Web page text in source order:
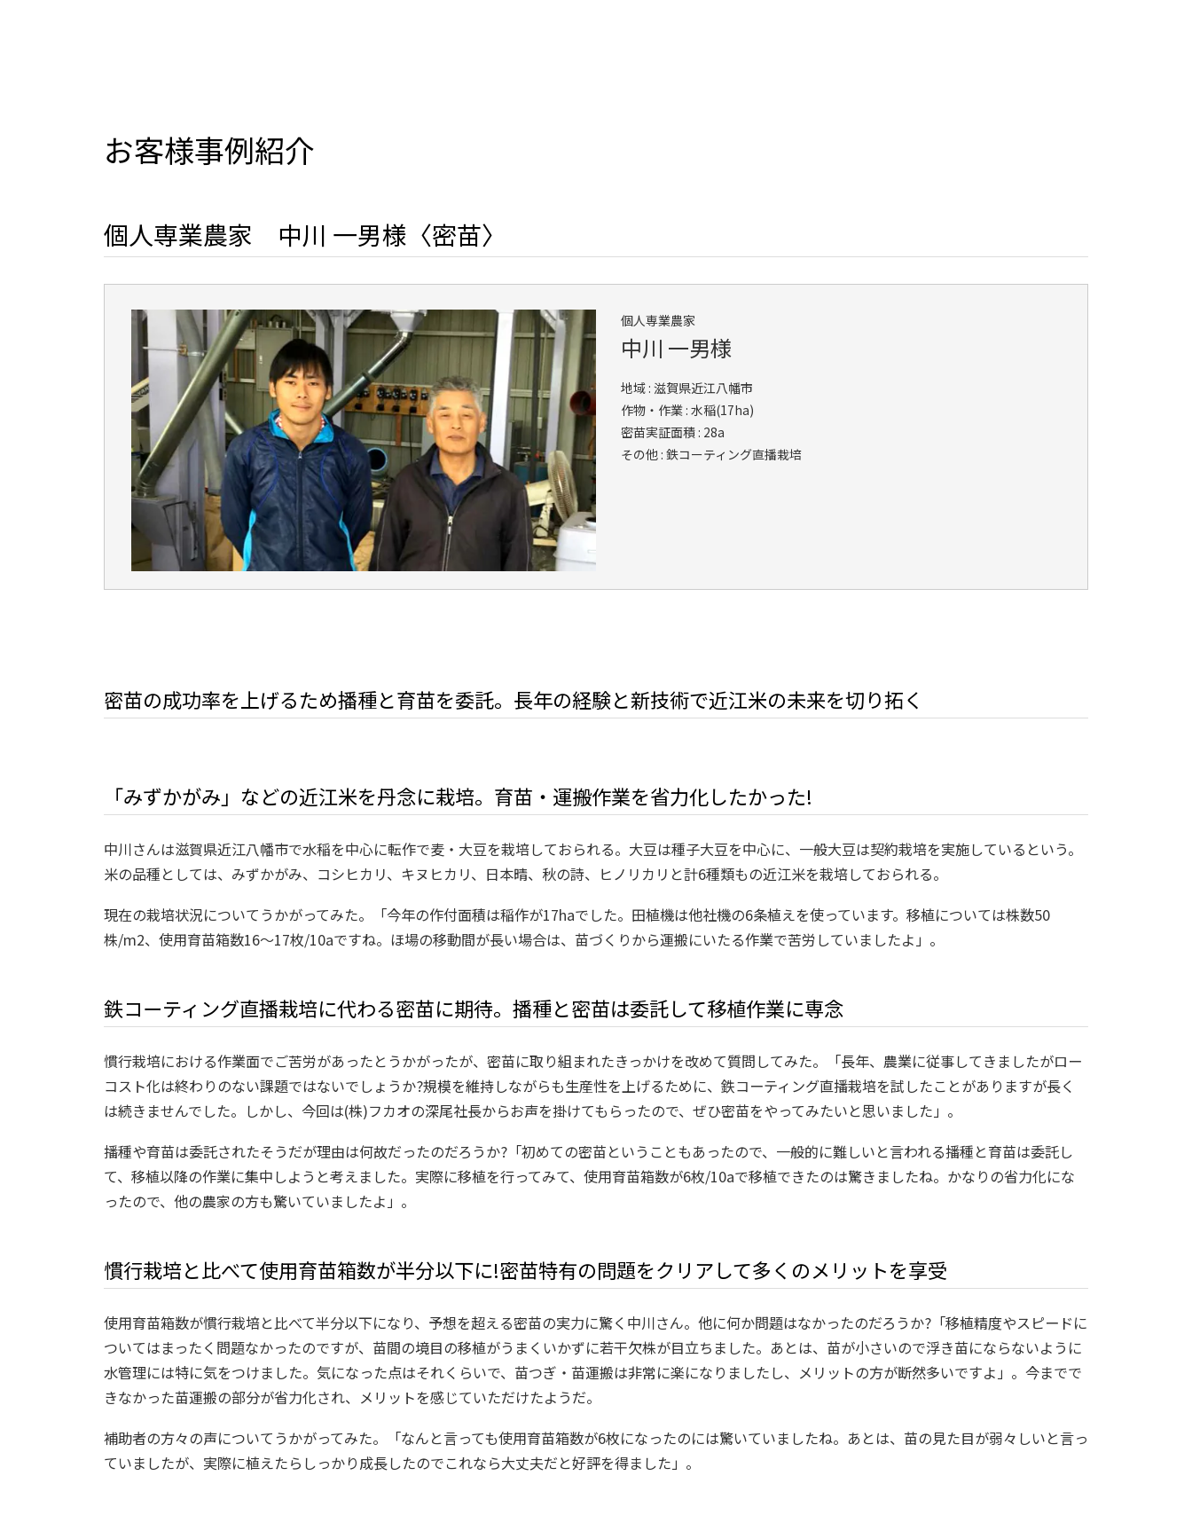
お客様事例紹介
個人専業農家 中川 一男様〈密苗〉
個人専業農家
中川 一男様
地域 : 滋賀県近江八幡市
作物・作業 : 水稲(17ha)
密苗実証面積 : 28a
その他 : 鉄コーティング直播栽培
密苗の成功率を上げるため播種と育苗を委託。長年の経験と新技術で近江米の未来を切り拓く
「みずかがみ」などの近江米を丹念に栽培。育苗・運搬作業を省力化したかった!
中川さんは滋賀県近江八幡市で水稲を中心に転作で麦・大豆を栽培しておられる。大豆は種子大豆を中心に、一般大豆は契約栽培を実施しているという。
米の品種としては、みずかがみ、コシヒカリ、キヌヒカリ、日本晴、秋の詩、ヒノリカリと計6種類もの近江米を栽培しておられる。
現在の栽培状況についてうかがってみた。「今年の作付面積は稲作が17haでした。田植機は他社機の6条植えを使っています。移植については株数50
株/m2、使用育苗箱数16～17枚/10aですね。ほ場の移動間が長い場合は、苗づくりから運搬にいたる作業で苦労していましたよ」。
鉄コーティング直播栽培に代わる密苗に期待。播種と密苗は委託して移植作業に専念
慣行栽培における作業面でご苦労があったとうかがったが、密苗に取り組まれたきっかけを改めて質問してみた。「長年、農業に従事してきましたがロー
コスト化は終わりのない課題ではないでしょうか?規模を維持しながらも生産性を上げるために、鉄コーティング直播栽培を試したことがありますが長く
は続きませんでした。しかし、今回は(株)フカオの深尾社長からお声を掛けてもらったので、ぜひ密苗をやってみたいと思いました」。
播種や育苗は委託されたそうだが理由は何故だったのだろうか?「初めての密苗ということもあったので、一般的に難しいと言われる播種と育苗は委託し
て、移植以降の作業に集中しようと考えました。実際に移植を行ってみて、使用育苗箱数が6枚/10aで移植できたのは驚きましたね。かなりの省力化にな
ったので、他の農家の方も驚いていましたよ」。
慣行栽培と比べて使用育苗箱数が半分以下に!密苗特有の問題をクリアして多くのメリットを享受
使用育苗箱数が慣行栽培と比べて半分以下になり、予想を超える密苗の実力に驚く中川さん。他に何か問題はなかったのだろうか?「移植精度やスピードに
ついてはまったく問題なかったのですが、苗間の境目の移植がうまくいかずに若干欠株が目立ちました。あとは、苗が小さいので浮き苗にならないように
水管理には特に気をつけました。気になった点はそれくらいで、苗つぎ・苗運搬は非常に楽になりましたし、メリットの方が断然多いですよ」。今までで
きなかった苗運搬の部分が省力化され、メリットを感じていただけたようだ。
補助者の方々の声についてうかがってみた。「なんと言っても使用育苗箱数が6枚になったのには驚いていましたね。あとは、苗の見た目が弱々しいと言っ
ていましたが、実際に植えたらしっかり成長したのでこれなら大丈夫だと好評を得ました」。